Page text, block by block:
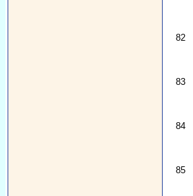
82
83
84
85